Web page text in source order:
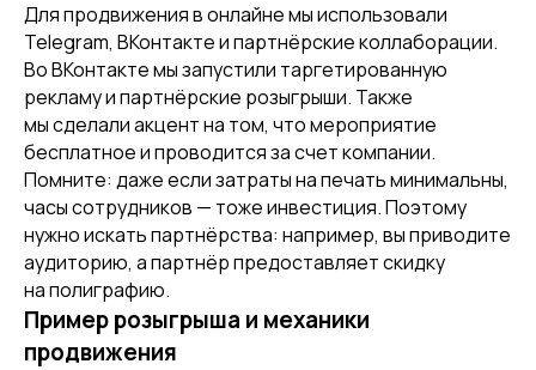
Для продвижения в онлайне мы использовали
Telegram, ВКонтакте и партнёрские коллаборации.
Во ВКонтакте мы запустили таргетированную
рекламу и партнёрские розыгрыши. Также
мы сделали акцент на том, что мероприятие
бесплатное и проводится за счет компании.
Помните: даже если затраты на печать минимальны,
часы сотрудников — тоже инвестиция. Поэтому
нужно искать партнёрства: например, вы приводите
аудиторию, а партнёр предоставляет скидку
на полиграфию.
Пример розыгрыша и механики
продвижения